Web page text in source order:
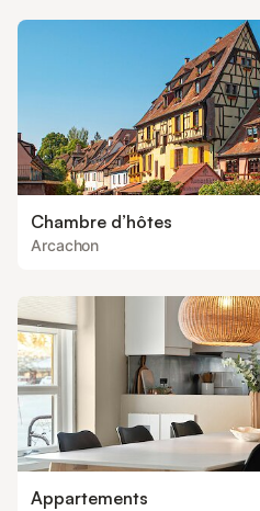
Chambre d’hôtes
Arcachon
Appartements